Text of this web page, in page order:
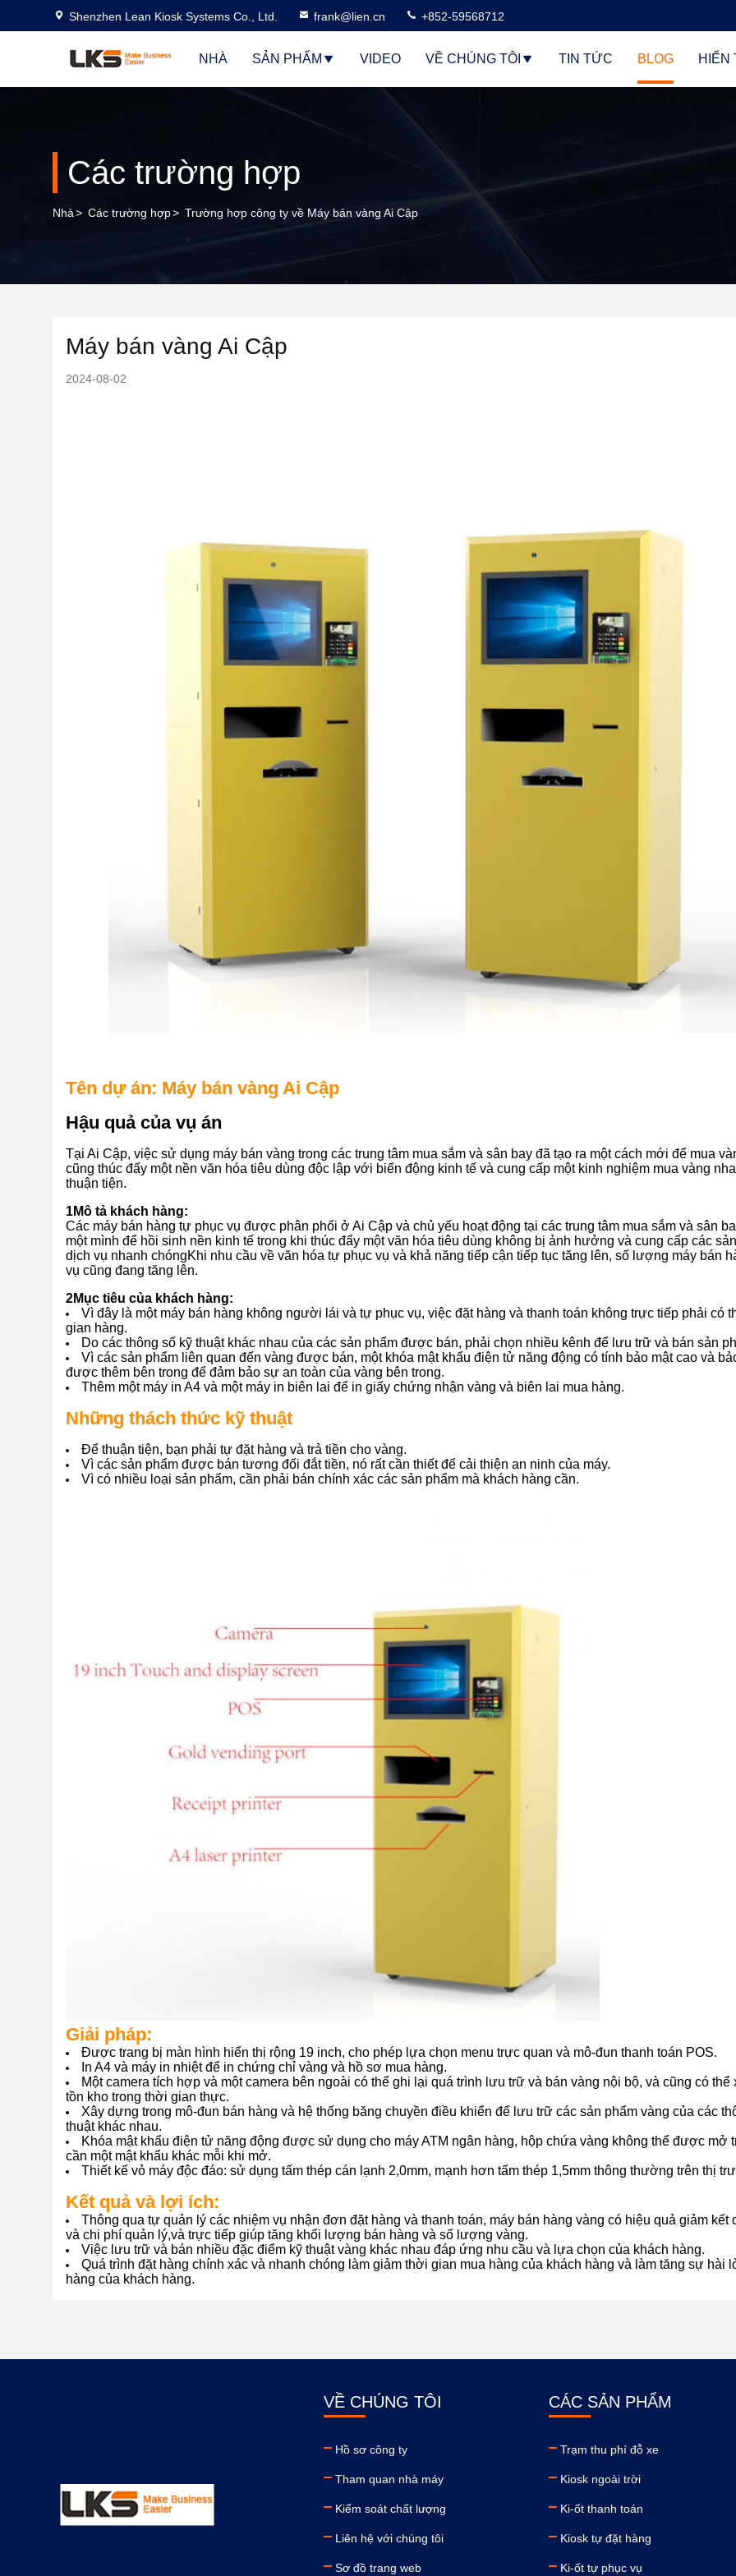
Shenzhen Lean Kiosk Systems Co., Ltd. frank@lien.cn +852-59568712
NHÀ SẢN PHẨM VIDEO VỀ CHÚNG TÔI TIN TỨC BLOG HIỂN
Các trường hợp
Nhà> Các trường hợp> Trường hợp công ty về Máy bán vàng Ai Cập
Máy bán vàng Ai Cập
2024-08-02
Tên dự án: Máy bán vàng Ai Cập
Hậu quả của vụ án
Tại Ai Cập, việc sử dụng máy bán vàng trong các trung tâm mua sắm và sân bay đã tạo ra một cách mới để mua
cũng thúc đẩy một nền văn hóa tiêu dùng độc lập với biến động kinh tế và cung cấp một kinh nghiệm mua vàng
thuận tiện.
1Mô tả khách hàng:
Các máy bán hàng tự phục vụ được phân phối ở Ai Cập và chủ yếu hoạt động tại các trung tâm mua sắm và sân
một mình để hồi sinh nền kinh tế trong khi thúc đẩy một văn hóa tiêu dùng không bị ảnh hưởng và cung cấp các
dịch vụ nhanh chóngKhi nhu cầu về văn hóa tự phục vụ và khả năng tiếp cận tiếp tục tăng lên, số lượng máy bán
vụ cũng đang tăng lên.
2Mục tiêu của khách hàng:
Vì đây là một máy bán hàng không người lái và tự phục vụ, việc đặt hàng và thanh toán không trực tiếp phải có
gian hàng.
Do các thông số kỹ thuật khác nhau của các sản phẩm được bán, phải chọn nhiều kênh để lưu trữ và bán sản
Vì các sản phẩm liên quan đến vàng được bán, một khóa mật khẩu điện tử năng động có tính bảo mật cao và
được thêm bên trong để đảm bảo sự an toàn của vàng bên trong.
Thêm một máy in A4 và một máy in biên lai để in giấy chứng nhận vàng và biên lai mua hàng.
Những thách thức kỹ thuật
Để thuận tiện, bạn phải tự đặt hàng và trả tiền cho vàng.
Vì các sản phẩm được bán tương đối đắt tiền, nó rất cần thiết để cải thiện an ninh của máy.
Vì có nhiều loại sản phẩm, cần phải bán chính xác các sản phẩm mà khách hàng cần.
Giải pháp:
Được trang bị màn hình hiển thị rộng 19 inch, cho phép lựa chọn menu trực quan và mô-đun thanh toán POS.
In A4 và máy in nhiệt để in chứng chỉ vàng và hồ sơ mua hàng.
Một camera tích hợp và một camera bên ngoài có thể ghi lại quá trình lưu trữ và bán vàng nội bộ, và cũng có thể
tồn kho trong thời gian thực.
Xây dựng trong mô-đun bán hàng và hệ thống băng chuyền điều khiển để lưu trữ các sản phẩm vàng của các
thuật khác nhau.
Khóa mật khẩu điện tử năng động được sử dụng cho máy ATM ngân hàng, hộp chứa vàng không thể được mở
cần một mật khẩu khác mỗi khi mở.
Thiết kế vỏ máy độc đáo: sử dụng tấm thép cán lạnh 2,0mm, mạnh hơn tấm thép 1,5mm thông thường trên thị
Kết quả và lợi ích:
Thông qua tự quản lý các nhiệm vụ nhận đơn đặt hàng và thanh toán, máy bán hàng vàng có hiệu quả giảm kết
và chi phí quản lý,và trực tiếp giúp tăng khối lượng bán hàng và số lượng vàng.
Việc lưu trữ và bán nhiều đặc điểm kỹ thuật vàng khác nhau đáp ứng nhu cầu và lựa chọn của khách hàng.
Quá trình đặt hàng chính xác và nhanh chóng làm giảm thời gian mua hàng của khách hàng và làm tăng sự hài
hàng của khách hàng.
VỀ CHÚNG TÔI
Hồ sơ công ty
Tham quan nhà máy
Kiểm soát chất lượng
Liên hệ với chúng tôi
Sơ đồ trang web
CÁC SẢN PHẨM
Trạm thu phí đỗ xe
Kiosk ngoài trời
Ki-ốt thanh toán
Kiosk tự đặt hàng
Ki-ốt tự phục vụ